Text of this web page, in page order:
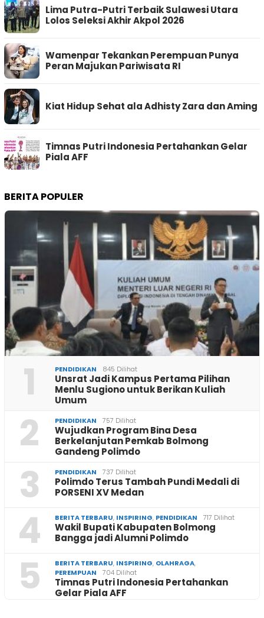
Lima Putra-Putri Terbaik Sulawesi Utara
Lolos Seleksi Akhir Akpol 2026
Wamenpar Tekankan Perempuan Punya
Peran Majukan Pariwisata RI
Kiat Hidup Sehat ala Adhisty Zara dan Aming
Timnas Putri Indonesia Pertahankan Gelar
Piala AFF
BERITA POPULER
1 PENDIDIKAN 845 Dilihat
Unsrat Jadi Kampus Pertama Pilihan
Menlu Sugiono untuk Berikan Kuliah
Umum
2 PENDIDIKAN 757 Dilihat
Wujudkan Program Bina Desa
Berkelanjutan Pemkab Bolmong
Gandeng Polimdo
3 PENDIDIKAN 737 Dilihat
Polimdo Terus Tambah Pundi Medali di
PORSENI XV Medan
4 BERITA TERBARU, INSPIRING, PENDIDIKAN 717 Dilihat
Wakil Bupati Kabupaten Bolmong
Bangga jadi Alumni Polimdo
5 BERITA TERBARU, INSPIRING, OLAHRAGA,
PEREMPUAN
704 Dilihat
Timnas Putri Indonesia Pertahankan
Gelar Piala AFF